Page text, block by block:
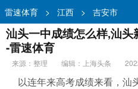
雷速体育 > 江西 > 吉安市
汕头一中成绩怎么样,汕
-雷速体育
来源：整理 编辑：上海头条
以连年来高考成绩来看，汕